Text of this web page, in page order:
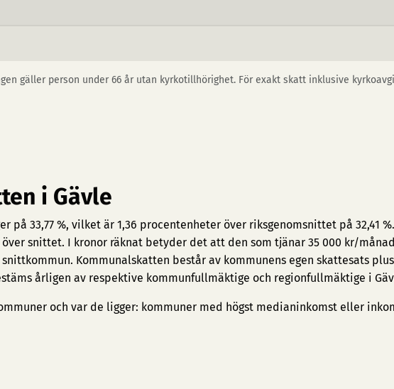
gäller person under 66 år utan kyrkotillhörighet. För exakt skatt inklusive
i Gävle
på 33,77 %, vilket är 1,36 procentenheter över riksgenomsnittet på 32,41
snittet. I kronor räknat betyder det att den som tjänar 35 000 kr/
Kommunalskatten består av kommunens egen skattesats
årligen av respektive kommunfullmäktige och regionfullmäktige i
och var de ligger: kommuner med högst medianinkomst eller